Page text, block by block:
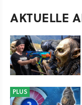
AKTUELLE
PLUS